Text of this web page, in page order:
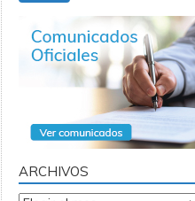
ARCHIVOS